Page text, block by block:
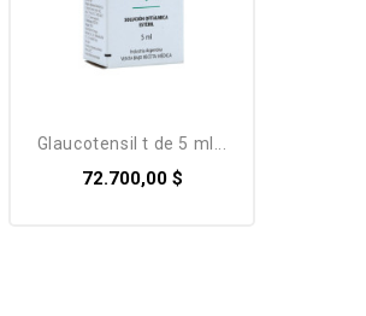
glaucotensil t de 5 ml...
72.700,00 $